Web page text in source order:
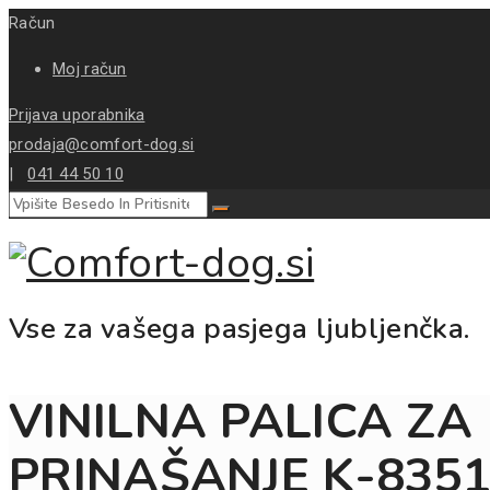
Račun
Moj račun
Prijava uporabnika
prodaja@comfort-dog.si
|041 44 50 10
Vse za vašega pasjega ljubljenčka.
VINILNA PALICA ZA
PRINAŠANJE K-